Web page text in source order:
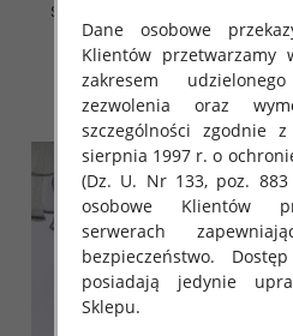
Szpilki damskie Roz 36-41, 1
kolor Paczka 12 szt
48.00 zł
Dane osobowe
Klientów przetwarzamy
zakresem
zezwolenia oraz
szczególności zgodnie
sierpnia 1997 r. o
(Dz. U. Nr 133, poz.
osobowe Klientów
serwerach
bezpieczeństwo.
posiadają jedynie
Sklepu.